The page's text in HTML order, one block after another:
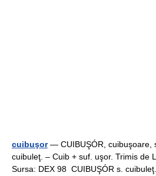
cuibuşor— CUIBUŞÓR, cuibuşoare,
cuibuleţ. – Cuib + suf. uşor. Trimis de
Sursa: DEX 98 CUIBUŞÓR s.